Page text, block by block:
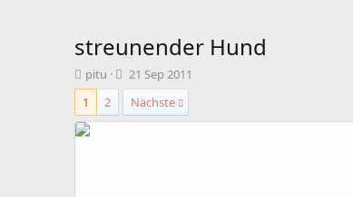
streunender Hund
T
h
e
m
e
pitu
B
e
g
i
21 Sep 2011
1
2 Nächste